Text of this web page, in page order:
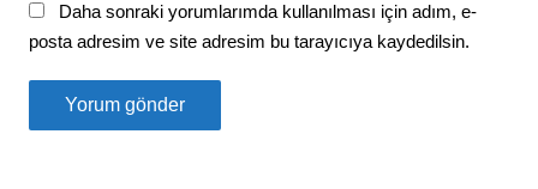
Daha sonraki yorumlarımda kullanılması için adım, e-
posta adresim ve site adresim bu tarayıcıya kaydedilsin.